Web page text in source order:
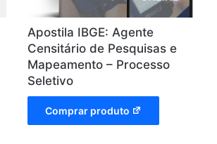
Apostila IBGE: Agente
Censitário de Pesquisas e
Mapeamento – Processo
Seletivo
Comprar produto